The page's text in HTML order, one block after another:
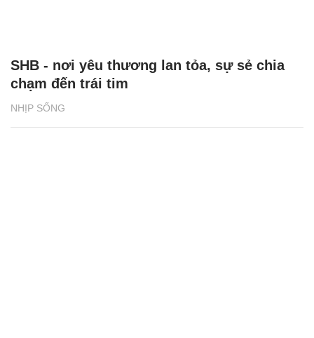
NHỊP SỐNG
SHB - nơi yêu thương lan tỏa, sự sẻ chia
chạm đến trái tim